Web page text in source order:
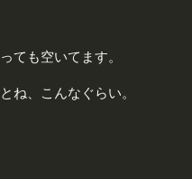
ても空いてます。
ね、こんなぐらい。